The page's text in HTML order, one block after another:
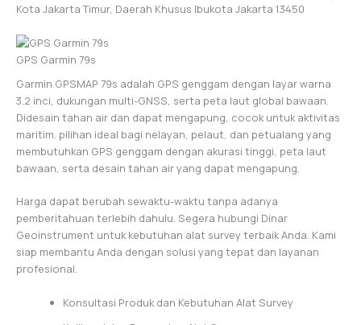
Kota Jakarta Timur, Daerah Khusus Ibukota Jakarta 13450
GPS Garmin 79s
Garmin GPSMAP 79s adalah GPS genggam dengan layar warna
3.2 inci, dukungan multi-GNSS, serta peta laut global bawaan.
Didesain tahan air dan dapat mengapung, cocok untuk aktivitas
maritim. pilihan ideal bagi nelayan, pelaut, dan petualang yang
membutuhkan GPS genggam dengan akurasi tinggi, peta laut
bawaan, serta desain tahan air yang dapat mengapung.
Harga dapat berubah sewaktu-waktu tanpa adanya
pemberitahuan terlebih dahulu. Segera hubungi Dinar
Geoinstrument untuk kebutuhan alat survey terbaik Anda. Kami
siap membantu Anda dengan solusi yang tepat dan layanan
profesional.
Konsultasi Produk dan Kebutuhan Alat Survey